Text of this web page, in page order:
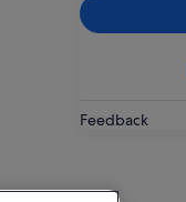
Feedback